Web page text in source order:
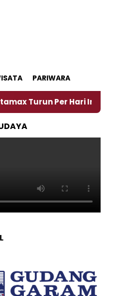
PARIWARA
Per Hari Ini, Segini Harganya